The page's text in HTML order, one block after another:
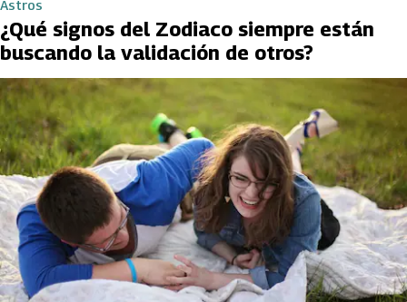
Astros
¿Qué signos del Zodiaco siempre están
buscando la validación de otros?